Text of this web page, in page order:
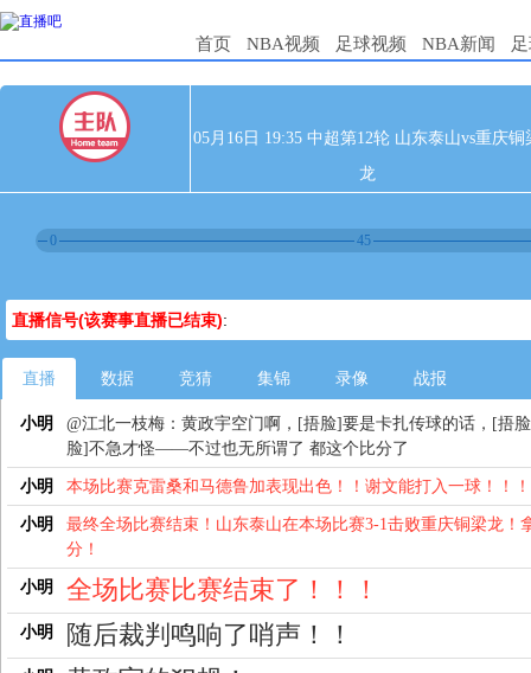
首页 NBA视频 足球视频 NBA新闻
05月16日 19:35 中超第12轮 山东泰山vs重庆铜
龙
0 45
直播信号(该赛事直播已结束):
直播 数据 竞猜 集锦 录像 战报
小明
@江北一枝梅：黄政宇空门啊，[捂脸]要是卡扎传球的话，[捂
脸]不急才怪——不过也无所谓了 都这个比分了
小明 本场比赛克雷桑和马德鲁加表现出色！！谢文能打入一球！！！
小明
最终全场比赛结束！山东泰山在本场比赛3-1击败重庆铜梁龙！
分！
小明 全场比赛比赛结束了！！！
小明 随后裁判鸣响了哨声！！